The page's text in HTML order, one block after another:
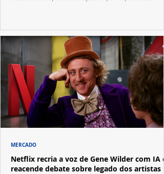
Netflix recria a voz de Gene Wilder com IA e
reacende debate sobre legado dos artistas
MERCADO